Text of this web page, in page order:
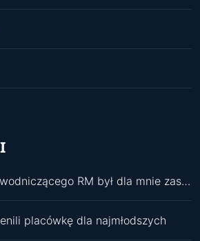
Wybór na wiceprzewodniczącego RM był dla mnie zaskoczeniem
placówkę dla najmłodszych